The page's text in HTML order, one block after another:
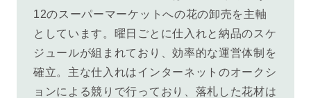
12のスーパーマーケットへの花の卸売を主軸
としています。曜日ごとに仕入れと納品のスケ
ジュールが組まれており、効率的な運営体制を
確立。主な仕入れはインターネットのオークシ
ョンによる競りで行っており、落札した花材は